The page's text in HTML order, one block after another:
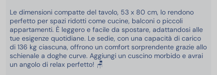
Le dimensioni compatte del tavolo, 53 x 80 cm, lo rendono
perfetto per spazi ridotti come cucine, balconi o piccoli
appartamenti. È leggero e facile da spostare, adattandosi alle
tue esigenze quotidiane. Le sedie, con una capacità di carico
di 136 kg ciascuna, offrono un comfort sorprendente grazie allo
schienale a doghe curve. Aggiungi un cuscino morbido e avrai
un angolo di relax perfetto! 🪑